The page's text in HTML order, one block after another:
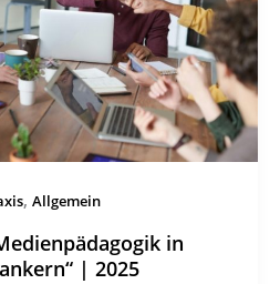
, Allgemein
in
| 2025